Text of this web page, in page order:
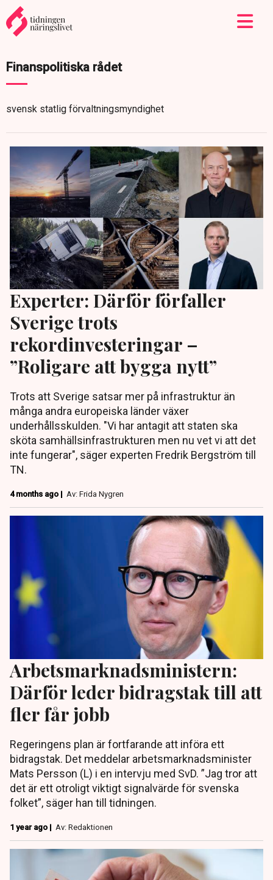
Finanspolitiska rådet
svensk statlig förvaltningsmyndighet
Experter: Därför förfaller
Sverige trots
rekordinvesteringar –
”Roligare att bygga nytt”
Trots att Sverige satsar mer på infrastruktur än
många andra europeiska länder växer
underhållsskulden. "Vi har antagit att staten ska
sköta samhällsinfrastrukturen men nu vet vi att det
inte fungerar", säger experten Fredrik Bergström till
TN.
4 months ago | Av: Frida Nygren
Arbetsmarknadsministern:
Därför leder bidragstak till att
fler får jobb
Regeringens plan är fortfarande att införa ett
bidragstak. Det meddelar arbetsmarknadsminister
Mats Persson (L) i en intervju med SvD. ”Jag tror att
det är ett otroligt viktigt signalvärde för svenska
folket”, säger han till tidningen.
1 year ago | Av: Redaktionen